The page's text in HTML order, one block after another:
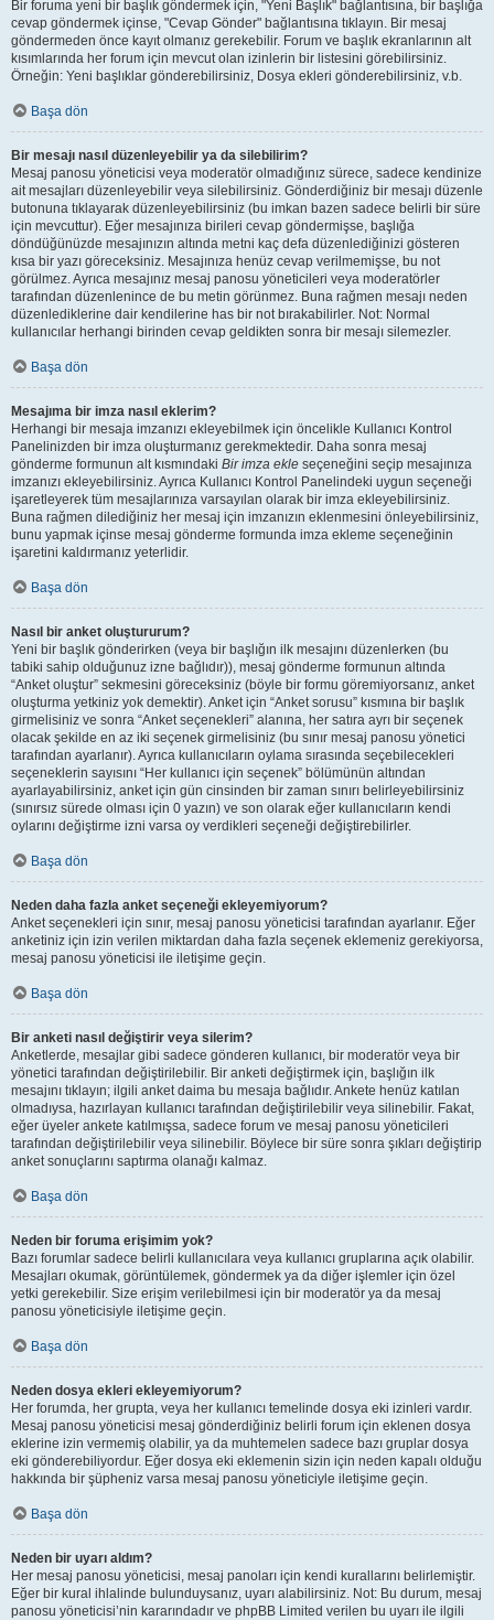
Bir foruma yeni bir başlık göndermek için, "Yeni Başlık" bağlantısına, bir başlığa
cevap göndermek içinse, "Cevap Gönder" bağlantısına tıklayın. Bir mesaj
göndermeden önce kayıt olmanız gerekebilir. Forum ve başlık ekranlarının alt
kısımlarında her forum için mevcut olan izinlerin bir listesini görebilirsiniz.
Örneğin: Yeni başlıklar gönderebilirsiniz, Dosya ekleri gönderebilirsiniz, v.b.
Başa dön
Bir mesajı nasıl düzenleyebilir ya da silebilirim?
Mesaj panosu yöneticisi veya moderatör olmadığınız sürece, sadece kendinize
ait mesajları düzenleyebilir veya silebilirsiniz. Gönderdiğiniz bir mesajı düzenle
butonuna tıklayarak düzenleyebilirsiniz (bu imkan bazen sadece belirli bir süre
için mevcuttur). Eğer mesajınıza birileri cevap göndermişse, başlığa
döndüğünüzde mesajınızın altında metni kaç defa düzenlediğinizi gösteren
kısa bir yazı göreceksiniz. Mesajınıza henüz cevap verilmemişse, bu not
görülmez. Ayrıca mesajınız mesaj panosu yöneticileri veya moderatörler
tarafından düzenlenince de bu metin görünmez. Buna rağmen mesajı neden
düzenlediklerine dair kendilerine has bir not bırakabilirler. Not: Normal
kullanıcılar herhangi birinden cevap geldikten sonra bir mesajı silemezler.
Başa dön
Mesajıma bir imza nasıl eklerim?
Herhangi bir mesaja imzanızı ekleyebilmek için öncelikle Kullanıcı Kontrol
Panelinizden bir imza oluşturmanız gerekmektedir. Daha sonra mesaj
gönderme formunun alt kısmındaki Bir imza ekle seçeneğini seçip mesajınıza
imzanızı ekleyebilirsiniz. Ayrıca Kullanıcı Kontrol Panelindeki uygun seçeneği
işaretleyerek tüm mesajlarınıza varsayılan olarak bir imza ekleyebilirsiniz.
Buna rağmen dilediğiniz her mesaj için imzanızın eklenmesini önleyebilirsiniz,
bunu yapmak içinse mesaj gönderme formunda imza ekleme seçeneğinin
işaretini kaldırmanız yeterlidir.
Başa dön
Nasıl bir anket oluştururum?
Yeni bir başlık gönderirken (veya bir başlığın ilk mesajını düzenlerken (bu
tabiki sahip olduğunuz izne bağlıdır)), mesaj gönderme formunun altında
“Anket oluştur” sekmesini göreceksiniz (böyle bir formu göremiyorsanız, anket
oluşturma yetkiniz yok demektir). Anket için “Anket sorusu” kısmına bir başlık
girmelisiniz ve sonra “Anket seçenekleri” alanına, her satıra ayrı bir seçenek
olacak şekilde en az iki seçenek girmelisiniz (bu sınır mesaj panosu yönetici
tarafından ayarlanır). Ayrıca kullanıcıların oylama sırasında seçebilecekleri
seçeneklerin sayısını “Her kullanıcı için seçenek” bölümünün altından
ayarlayabilirsiniz, anket için gün cinsinden bir zaman sınırı belirleyebilirsiniz
(sınırsız sürede olması için 0 yazın) ve son olarak eğer kullanıcıların kendi
oylarını değiştirme izni varsa oy verdikleri seçeneği değiştirebilirler.
Başa dön
Neden daha fazla anket seçeneği ekleyemiyorum?
Anket seçenekleri için sınır, mesaj panosu yöneticisi tarafından ayarlanır. Eğer
anketiniz için izin verilen miktardan daha fazla seçenek eklemeniz gerekiyorsa,
mesaj panosu yöneticisi ile iletişime geçin.
Başa dön
Bir anketi nasıl değiştirir veya silerim?
Anketlerde, mesajlar gibi sadece gönderen kullanıcı, bir moderatör veya bir
yönetici tarafından değiştirilebilir. Bir anketi değiştirmek için, başlığın ilk
mesajını tıklayın; ilgili anket daima bu mesaja bağlıdır. Ankete henüz katılan
olmadıysa, hazırlayan kullanıcı tarafından değiştirilebilir veya silinebilir. Fakat,
eğer üyeler ankete katılmışsa, sadece forum ve mesaj panosu yöneticileri
tarafından değiştirilebilir veya silinebilir. Böylece bir süre sonra şıkları değiştirip
anket sonuçlarını saptırma olanağı kalmaz.
Başa dön
Neden bir foruma erişimim yok?
Bazı forumlar sadece belirli kullanıcılara veya kullanıcı gruplarına açık olabilir.
Mesajları okumak, görüntülemek, göndermek ya da diğer işlemler için özel
yetki gerekebilir. Size erişim verilebilmesi için bir moderatör ya da mesaj
panosu yöneticisiyle iletişime geçin.
Başa dön
Neden dosya ekleri ekleyemiyorum?
Her forumda, her grupta, veya her kullanıcı temelinde dosya eki izinleri vardır.
Mesaj panosu yöneticisi mesaj gönderdiğiniz belirli forum için eklenen dosya
eklerine izin vermemiş olabilir, ya da muhtemelen sadece bazı gruplar dosya
eki gönderebiliyordur. Eğer dosya eki eklemenin sizin için neden kapalı olduğu
hakkında bir şüpheniz varsa mesaj panosu yöneticiyle iletişime geçin.
Başa dön
Neden bir uyarı aldım?
Her mesaj panosu yöneticisi, mesaj panoları için kendi kurallarını belirlemiştir.
Eğer bir kural ihlalinde bulunduysanız, uyarı alabilirsiniz. Not: Bu durum, mesaj
panosu yöneticisi’nin kararındadır ve phpBB Limited verilen bu uyarı ile ilgili